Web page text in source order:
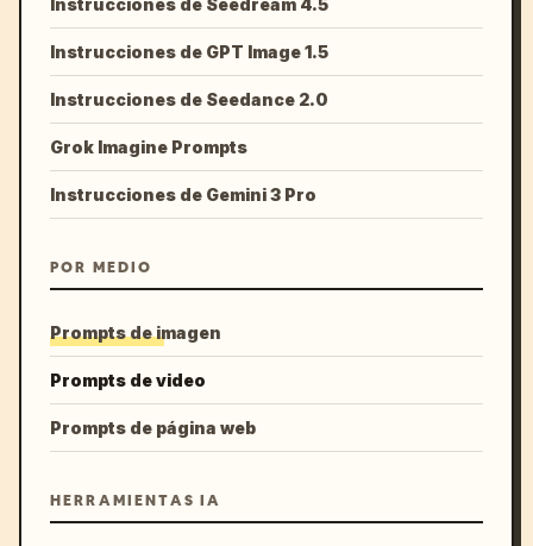
Instrucciones de Seedream 4.5
Instrucciones de GPT Image 1.5
Instrucciones de Seedance 2.0
Grok Imagine Prompts
Instrucciones de Gemini 3 Pro
POR MEDIO
Prompts de imagen
Prompts de video
Prompts de página web
HERRAMIENTAS IA